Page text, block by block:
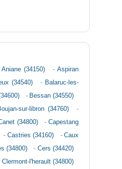
Aniane (34150) - Aspiran
(34540) - Balaruc-les-
- Bessan (34550)
sur-libron (34760)
-
(34800) -Capestang
- Castries (34160) -Caux
(34800) - Cers (34420)
Clermont-l'herault (34800)